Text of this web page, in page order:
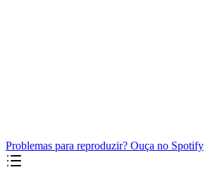
Problemas para reproduzir? Ouça no Spotify